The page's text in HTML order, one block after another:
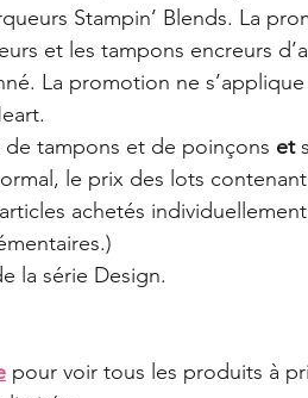
Stampin’ Blends. La
et les tampons encreurs
La promotion ne
de tampons et de poinçons et
le prix des lots
achetés
la série Design.
pour voir tous les produits à